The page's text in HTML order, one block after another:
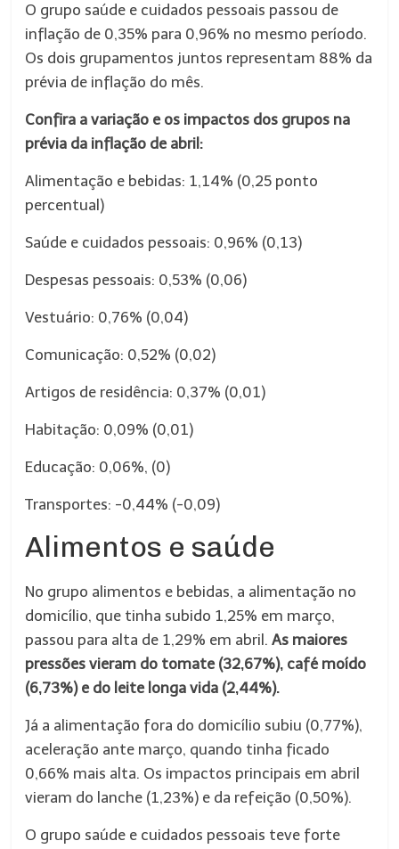
O grupo saúde e cuidados pessoais passou de
inflação de 0,35% para 0,96% no mesmo período.
Os dois grupamentos juntos representam 88% da
prévia de inflação do mês.
Confira a variação e os impactos dos grupos na
prévia da inflação de abril:
Alimentação e bebidas: 1,14% (0,25 ponto
percentual)
Saúde e cuidados pessoais: 0,96% (0,13)
Despesas pessoais: 0,53% (0,06)
Vestuário: 0,76% (0,04)
Comunicação: 0,52% (0,02)
Artigos de residência: 0,37% (0,01)
Habitação: 0,09% (0,01)
Educação: 0,06%, (0)
Transportes: -0,44% (-0,09)
Alimentos e saúde
No grupo alimentos e bebidas, a alimentação no
domicílio, que tinha subido 1,25% em março,
passou para alta de 1,29% em abril.As maiores
pressões vieram do tomate (32,67%), café moído
(6,73%) e do leite longa vida (2,44%).
Já a alimentação fora do domicílio subiu (0,77%),
aceleração ante março, quando tinha ficado
0,66% mais alta. Os impactos principais em abril
vieram do lanche (1,23%) e da refeição (0,50%).
O grupo saúde e cuidados pessoais teve forte